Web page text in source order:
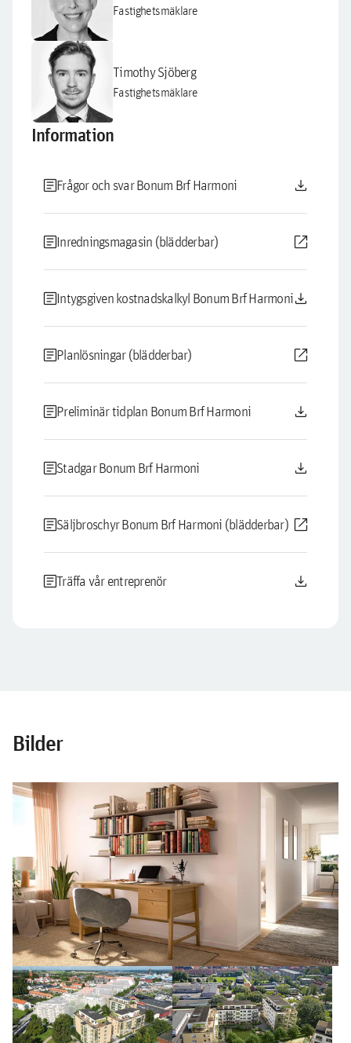
Fastighetsmäklare
Timothy Sjöberg
Fastighetsmäklare
Information
articleFrågor och svar Bonum Brf Harmoni download
articleInredningsmagasin (blädderbar) open_in_new
articleIntygsgiven kostnadskalkyl Bonum Brf Harmonidownload
articlePlanlösningar (blädderbar) open_in_new
articlePreliminär tidplan Bonum Brf Harmoni download
articleStadgar Bonum Brf Harmoni download
articleSäljbroschyr Bonum Brf Harmoni (blädderbar) open_in_new
articleTräffa vår entreprenör download
Bilder